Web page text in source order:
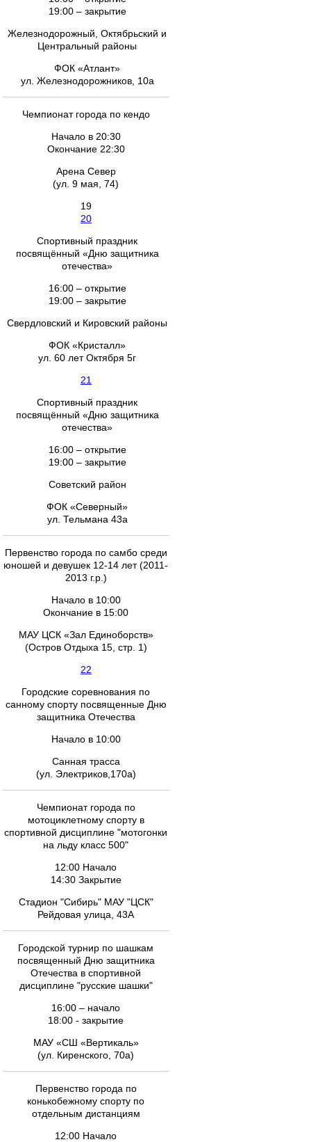
19:00 – закрытие
Железнодорожный, Октябрьский и
Центральный районы
ФОК «Атлант»
ул. Железнодорожников, 10а
Чемпионат города по кендо
Начало в 20:30
Окончание 22:30
Арена Север
(ул. 9 мая, 74)
19
20
Спортивный праздник
посвящённый «Дню защитника
отечества»
16:00 – открытие
19:00 – закрытие
Свердловский и Кировский районы
ФОК «Кристалл»
ул. 60 лет Октября 5г
21
Спортивный праздник
посвящённый «Дню защитника
отечества»
16:00 – открытие
19:00 – закрытие
Советский район
ФОК «Северный»
ул. Тельмана 43а
Первенство города по самбо среди
юношей и девушек 12-14 лет (2011-
2013 г.р.)
Начало в 10:00
Окончание в 15:00
МАУ ЦСК «Зал Единоборств»
(Остров Отдыха 15, стр. 1)
22
Городские соревнования по
санному спорту посвященные Дню
защитника Отечества
Начало в 10:00
Санная трасса
(ул. Электриков,170а)
Чемпионат города по
мотоциклетному спорту в
спортивной дисциплине "мотогонки
на льду класс 500"
12:00 Начало
14:30 Закрытие
Стадион "Сибирь" МАУ "ЦСК"
Рейдовая улица, 43А
Городской турнир по шашкам
посвященный Дню защитника
Отечества в спортивной
дисциплине "русские шашки"
16:00 – начало
18:00 - закрытие
МАУ «СШ «Вертикаль»
(ул. Киренского, 70а)
Первенство города по
конькобежному спорту по
отдельным дистанциям
12:00 Начало